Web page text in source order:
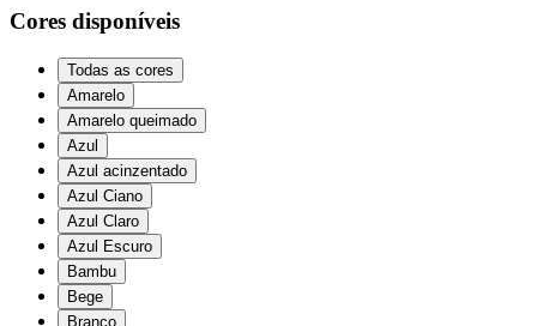
Cores disponíveis
Todas as cores
Amarelo
Amarelo queimado
Azul
Azul acinzentado
Azul Ciano
Azul Claro
Azul Escuro
Bambu
Bege
Branco